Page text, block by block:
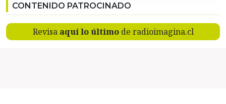
CONTENIDO PATROCINADO
Revisa aquí lo últimode radioimagina.cl